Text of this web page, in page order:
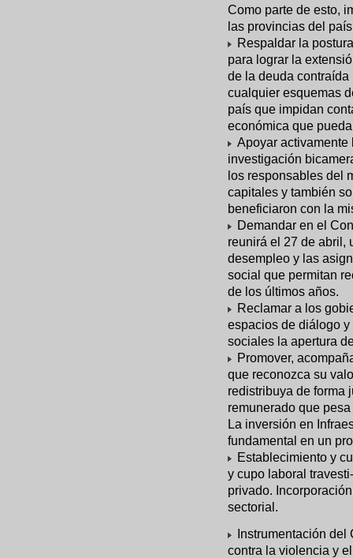
Como parte de esto,
las provincias del
Respaldar la
para lograr la
de la deuda
cualquier esquemas
país que impidan
económica que
Apoyar
investigación
los responsables del
capitales y también
beneficiaron con la
Demandar en el
reunirá el 27 de abril,
desempleo y las
social que permitan
de los últimos años.
Reclamar a los
espacios de diálogo
sociales la apertura
Promover,
que reconozca su
redistribuya de forma
remunerado que
La inversión en
fundamental en un
Establecimiento y
y cupo laboral
privado.
sectorial.
Instrumentación del
contra la violencia y